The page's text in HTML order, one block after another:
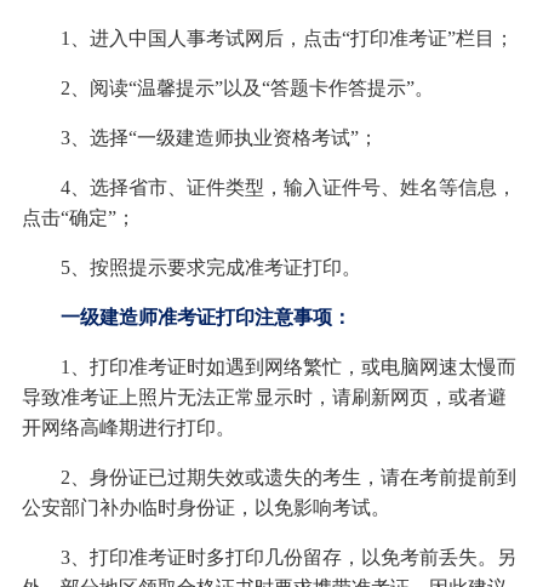
1、进入中国人事考试网后，点击“打印准考证”栏目；
2、阅读“温馨提示”以及“答题卡作答提示”。
3、选择“一级建造师执业资格考试”；
4、选择省市、证件类型，输入证件号、姓名等信息，
点击“确定”；
5、按照提示要求完成准考证打印。
一级建造师准考证打印注意事项：
1、打印准考证时如遇到网络繁忙，或电脑网速太慢而
导致准考证上照片无法正常显示时，请刷新网页，或者避
开网络高峰期进行打印。
2、身份证已过期失效或遗失的考生，请在考前提前到
公安部门补办临时身份证，以免影响考试。
3、打印准考证时多打印几份留存，以免考前丢失。另